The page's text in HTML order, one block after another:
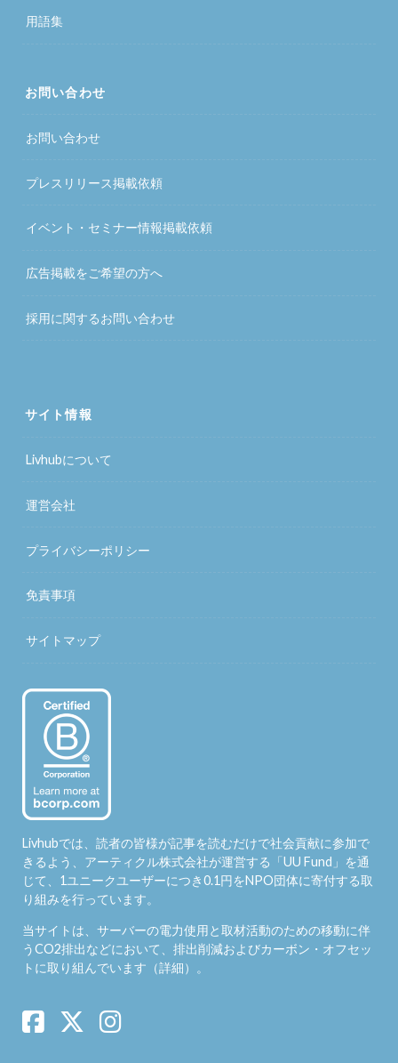
用語集
お問い合わせ
お問い合わせ
プレスリリース掲載依頼
イベント・セミナー情報掲載依頼
広告掲載をご希望の方へ
採用に関するお問い合わせ
サイト情報
Livhubについて
運営会社
プライバシーポリシー
免責事項
サイトマップ
Livhubでは、読者の皆様が記事を読むだけで社会貢献に参加で
きるよう、アーティクル株式会社が運営する「UU Fund 」を通
じて、1ユニークユーザーにつき0.1円をNPO団体に寄付する取
り組みを行っています。
当サイトは、サーバーの電力使用と取材活動のための移動に伴
うCO2排出などにおいて、排出削減およびカーボン・オフセッ
トに取り組んでいます（詳細）。